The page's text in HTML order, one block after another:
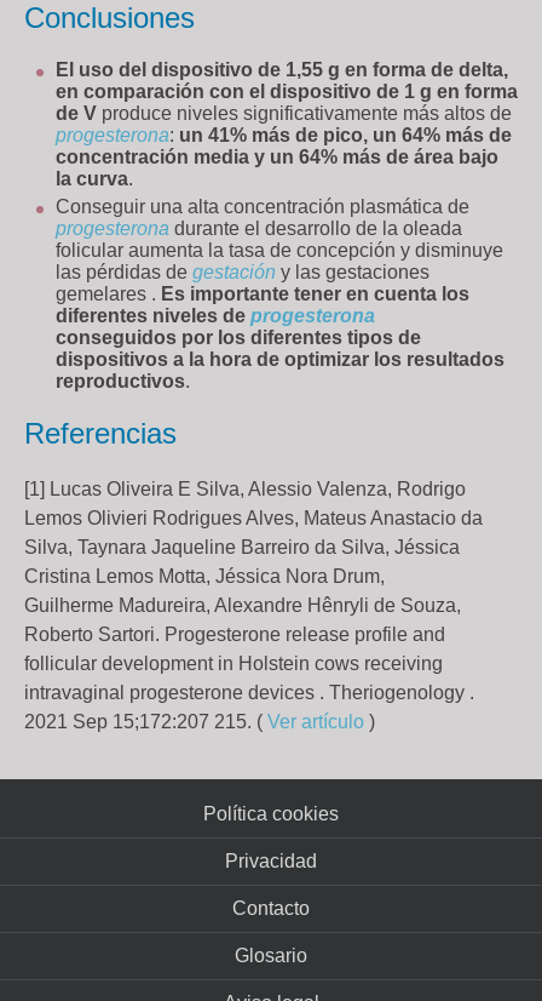
Conclusiones
El uso del dispositivo de 1,55 g en forma de delta,
en comparación con el dispositivo de 1 g en forma
de V produce niveles significativamente más altos de
progesterona: un 41% más de pico, un 64% más de
concentración media y un 64% más de área bajo
la curva.
Conseguir una alta concentración plasmática de
progesterona durante el desarrollo de la oleada
folicular aumenta la tasa de concepción y disminuye
las pérdidas de gestación y las gestaciones
gemelares . Es importante tener en cuenta los
diferentes niveles de progesterona
conseguidos por los diferentes tipos de
dispositivos a la hora de optimizar los resultados
reproductivos.
Referencias
[1] Lucas Oliveira E Silva, Alessio Valenza, Rodrigo
Lemos Olivieri Rodrigues Alves, Mateus Anastacio da
Silva, Taynara Jaqueline Barreiro da Silva, Jéssica
Cristina Lemos Motta, Jéssica Nora Drum,
Guilherme Madureira, Alexandre Hênryli de Souza,
Roberto Sartori. Progesterone release profile and
follicular development in Holstein cows receiving
intravaginal progesterone devices . Theriogenology .
2021 Sep 15;172:207 215. ( Ver artículo )
Política cookies
Privacidad
Contacto
Glosario